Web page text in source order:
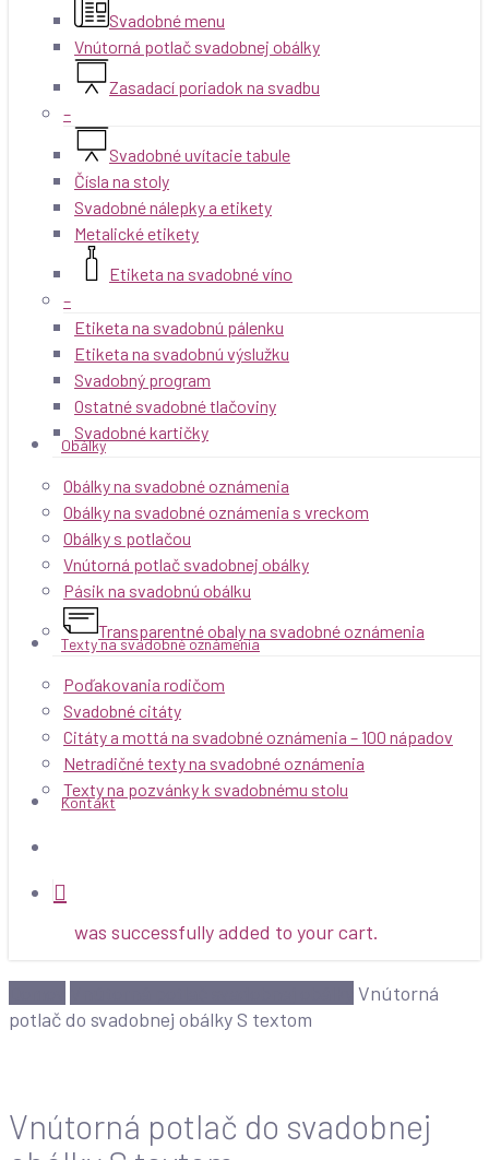
Svadobné menu
Vnútorná potlač svadobnej obálky
Zasadací poriadok na svadbu
–
Svadobné uvítacie tabule
Čísla na stoly
Svadobné nálepky a etikety
Metalické etikety
Etiketa na svadobné víno
–
Etiketa na svadobnú pálenku
Etiketa na svadobnú výslužku
Svadobný program
Ostatné svadobné tlačoviny
Svadobné kartičky
Obálky
Obálky na svadobné oznámenia
Obálky na svadobné oznámenia s vreckom
Obálky s potlačou
Vnútorná potlač svadobnej obálky
Pásik na svadobnú obálku
Transparentné obaly na svadobné oznámenia
Texty na svadobné oznámenia
Poďakovania rodičom
Svadobné citáty
Citáty a mottá na svadobné oznámenia – 100 nápadov
Netradičné texty na svadobné oznámenia
Texty na pozvánky k svadobnému stolu
Kontakt
was successfully added to your cart.
Vnútorná
potlač do svadobnej obálky S textom
Vnútorná potlač do svadobnej